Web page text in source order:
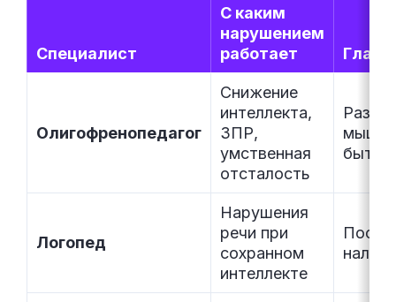
Специалист
С каким
нарушением
работает
Олигофренопедагог
Снижение
интеллекта,
ЗПР,
умственная
отсталость
Логопед
Нарушения
речи при
сохранном
интеллекте